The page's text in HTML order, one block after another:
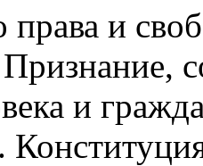
права и
и